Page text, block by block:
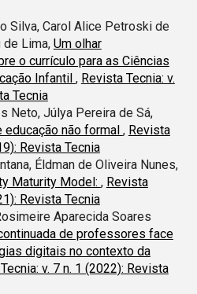
Silva, Carol Alice Petroski de
de Lima, Um olhar
o currículo para as Ciências
Infantil , Revista Tecnia: v.
Tecnia
Neto, Júlya Pereira de Sá,
educação não formal , Revista
Revista Tecnia
Éldman de Oliveira Nunes,
Maturity Model: , Revista
Revista Tecnia
Aparecida Soares
de professores face
digitais no contexto da
v. 7 n. 1 (2022): Revista